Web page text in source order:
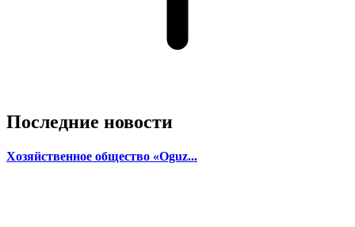
Последние новости
Хозяйственное общество «Oguz...